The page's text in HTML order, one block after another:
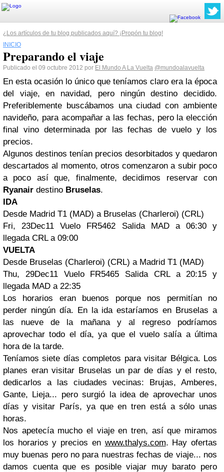
¿Los artículos de tu blog publicados aquí? ¡Propón tu blog!
INICIO
Preparando el viaje
Publicado el 09 octubre 2012 por El Mundo A La Vuelta @mundoalavuelta
En esta ocasión lo único que teníamos claro era la época
del viaje, en navidad, pero ningún destino decidido.
Preferiblemente buscábamos una ciudad con ambiente
navideño, para acompañar a las fechas, pero la elección
final vino determinada por las fechas de vuelo y los
precios.
Algunos destinos tenían precios desorbitados y quedaron
descartados al momento, otros comenzaron a subir poco
a poco así que, finalmente, decidimos reservar con
Ryanair destino Bruselas.
IDA
Desde Madrid T1 (MAD) a Bruselas (Charleroi) (CRL)
Fri, 23Dec11 Vuelo FR5462 Salida MAD a 06:30 y
llegada CRL a 09:00
VUELTA
Desde Bruselas (Charleroi) (CRL) a Madrid T1 (MAD)
Thu, 29Dec11 Vuelo FR5465 Salida CRL a 20:15 y
llegada MAD a 22:35
Los horarios eran buenos porque nos permitían no
perder ningún día. En la ida estaríamos en Bruselas a
las nueve de la mañana y al regreso podríamos
aprovechar todo el día, ya que el vuelo salía a última
hora de la tarde.
Teníamos siete días completos para visitar Bélgica. Los
planes eran visitar Bruselas un par de días y el resto,
dedicarlos a las ciudades vecinas: Brujas, Amberes,
Gante, Lieja... pero surgió la idea de aprovechar unos
días y visitar París, ya que en tren está a sólo unas
horas.
Nos apetecía mucho el viaje en tren, así que miramos
los horarios y precios en www.thalys.com. Hay ofertas
muy buenas pero no para nuestras fechas de viaje... nos
damos cuenta que es posible viajar muy barato pero